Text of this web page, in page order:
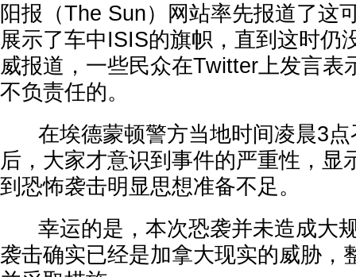
阳报（The Sun）网站率先报道了这
展示了车中ISIS的旗帜，直到这时仍
威报道，一些民众在Twitter上发言表
不负责任的。
在埃德蒙顿警方当地时间凌晨3点
后，大家才意识到事件的严重性，显
到恐怖袭击明显思想准备不足。
幸运的是，本次恐袭并未造成大
袭击确实已经是加拿大现实的威胁，